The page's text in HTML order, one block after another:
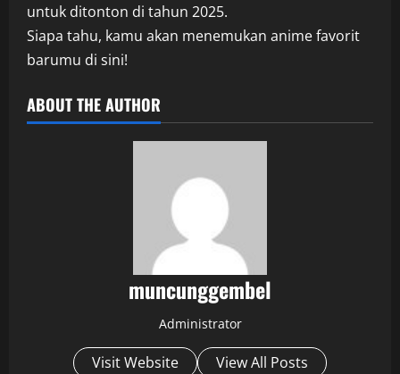
untuk ditonton di tahun 2025.
Siapa tahu, kamu akan menemukan anime favorit
barumu di sini!
ABOUT THE AUTHOR
muncunggembel
Administrator
Visit Website View All Posts